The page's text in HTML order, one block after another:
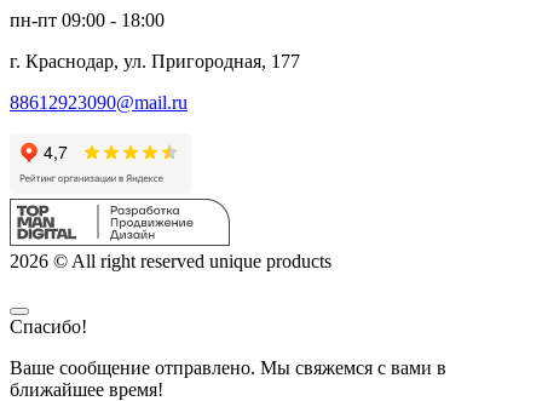
пн-пт 09:00 - 18:00
г. Краснодар, ул. Пригородная, 177
88612923090@mail.ru
2026 © All right reserved unique products
Спасибо!
Ваше сообщение отправлено. Мы свяжемся с вами в
ближайшее время!